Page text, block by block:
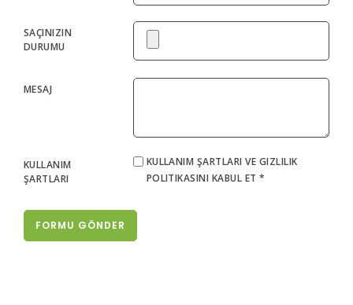
SAÇINIZIN
DURUMU
MESAJ
KULLANIM
ŞARTLARI
KULLANIM ŞARTLARI VE GIZLILIK
POLITIKASINI KABUL ET *
FORMU GÖNDER